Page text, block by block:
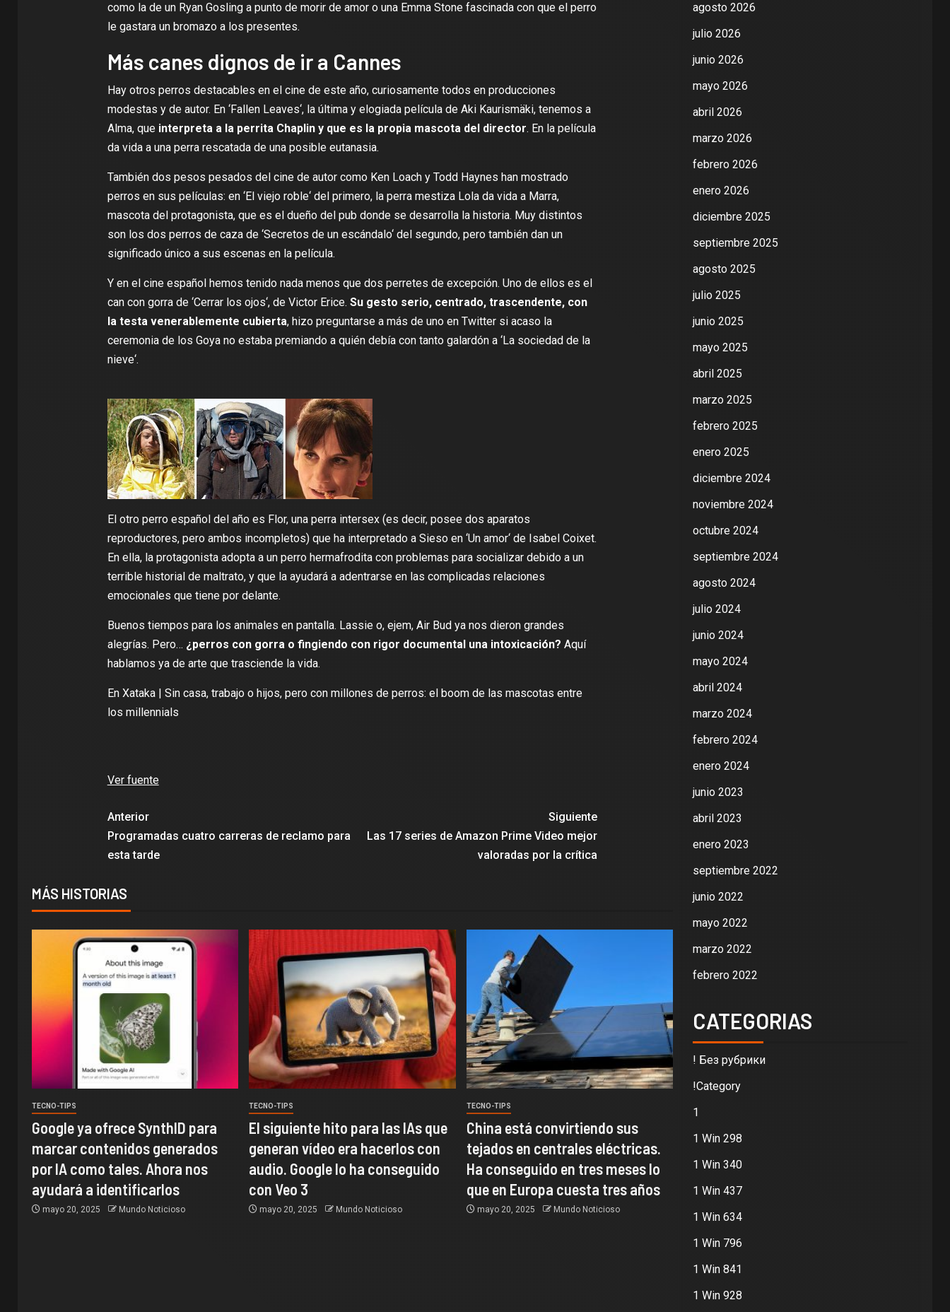
como la de un Ryan Gosling a punto de morir de amoro una Emma Stone fascinada con que el perro
le gastara un bromazo a los presentes.
Más canes dignos de ir a Cannes
Hay otros perros destacables en el cine de este año, curiosamente todos en producciones
modestas y de autor. En ‘Fallen Leaves‘, la última y elogiada película de Aki Kaurismäki, tenemos a
Alma, que interpreta a la perrita Chaplin y que es la propia mascota del director. En la película
da vida a una perra rescatada de una posible eutanasia.
También dos pesos pesados del cine de autor como Ken Loach y Todd Haynes han mostrado
perros en sus películas: en ‘El viejo roble‘ del primero, la perra mestiza Lola da vida a Marra,
mascota del protagonista, que es el dueño del pub donde se desarrolla la historia. Muy distintos
son los dos perros de caza de ‘Secretos de un escándalo‘ del segundo, pero también dan un
significado único a sus escenas en la película.
Y en el cine español hemos tenido nada menos que dos perretes de excepción. Uno de ellos es el
can con gorra de ‘Cerrar los ojos‘, de Victor Erice. Su gesto serio, centrado, trascendente, con
la testa venerablemente cubierta, hizo preguntarse a más de uno en Twitter si acaso la
ceremonia de los Goya no estaba premiando a quién debíacon tanto galardón a ‘La sociedad de la
nieve‘.
El otro perro español del año es Flor, una perra intersex (es decir, posee dos aparatos
reproductores, pero ambos incompletos) que ha interpretado a Sieso en ‘Un amor‘ de Isabel Coixet.
En ella, la protagonista adopta a un perro hermafrodita con problemas para socializar debido a un
terrible historial de maltrato, y que la ayudará a adentrarse en las complicadas relaciones
emocionales que tiene por delante.
Buenos tiempos para los animales en pantalla. Lassie o, ejem, Air Bud ya nos dieron grandes
alegrías. Pero… ¿perros con gorra o fingiendo con rigor documental una intoxicación? Aquí
hablamos ya de arte que trasciende la vida.
En Xataka | Sin casa, trabajo o hijos, pero con millones de perros: el boom de las mascotas entre
los millennials
Ver fuente
Anterior
Programadas cuatro carreras de reclamo para
esta tarde
Siguiente
Las 17 series de Amazon Prime Video mejor
valoradas por la crítica
MÁS HISTORIAS
TECNO-TIPS
Google ya ofrece SynthID para
marcar contenidos generados
por IA como tales. Ahora nos
ayudará a identificarlos
mayo 20, 2025 Mundo Noticioso
TECNO-TIPS
El siguiente hito para las IAs que
generan vídeo era hacerlos con
audio. Google lo ha conseguido
con Veo 3
mayo 20, 2025 Mundo Noticioso
TECNO-TIPS
China está convirtiendo sus
tejados en centrales eléctricas.
Ha conseguido en tres meses lo
que en Europa cuesta tres años
mayo 20, 2025 Mundo Noticioso
agosto 2026
julio 2026
junio 2026
mayo 2026
abril 2026
marzo 2026
febrero 2026
enero 2026
diciembre 2025
septiembre 2025
agosto 2025
julio 2025
junio 2025
mayo 2025
abril 2025
marzo 2025
febrero 2025
enero 2025
diciembre 2024
noviembre 2024
octubre 2024
septiembre 2024
agosto 2024
julio 2024
junio 2024
mayo 2024
abril 2024
marzo 2024
febrero 2024
enero 2024
junio 2023
abril 2023
enero 2023
septiembre 2022
junio 2022
mayo 2022
marzo 2022
febrero 2022
CATEGORIAS
! Без рубрики
!Category
1
1 Win 298
1 Win 340
1 Win 437
1 Win 634
1 Win 796
1 Win 841
1 Win 928